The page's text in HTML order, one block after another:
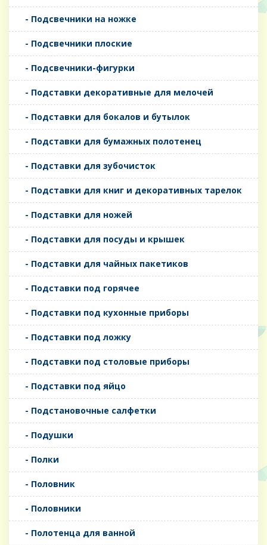
- Подсвечники на ножке
- Подсвечники плоские
- Подсвечники-фигурки
- Подставки декоративные для мелочей
- Подставки для бокалов и бутылок
- Подставки для бумажных полотенец
- Подставки для зубочисток
- Подставки для книг и декоративных тарелок
- Подставки для ножей
- Подставки для посуды и крышек
- Подставки для чайных пакетиков
- Подставки под горячее
- Подставки под кухонные приборы
- Подставки под ложку
- Подставки под столовые приборы
- Подставки под яйцо
- Подстановочные салфетки
- Подушки
- Полки
- Половник
- Половники
- Полотенца для ванной